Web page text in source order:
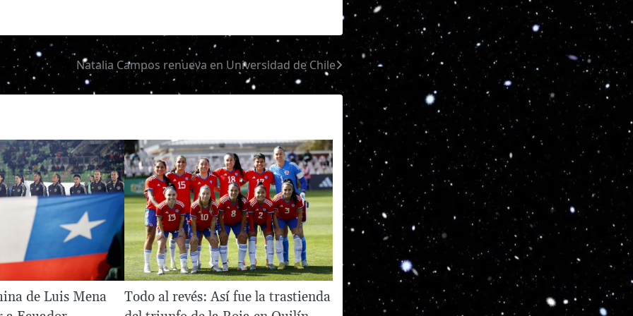
Natalia Campos renueva en Universidad de Chile
de Luis Mena
Todo al revés: Así fue la trastienda